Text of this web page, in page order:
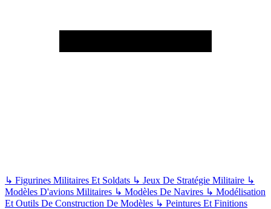
↳ Figurines Militaires Et Soldats ↳ Jeux De Stratégie Militaire ↳
Modèles D'avions Militaires ↳ Modèles De Navires ↳ Modélisation
Et Outils De Construction De Modèles ↳ Peintures Et Finitions